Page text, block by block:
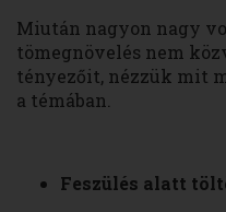
Miután nagyon nagy
tömegnövelés nem
tényezőit, nézzük mit
a témában.
Feszülés alatt